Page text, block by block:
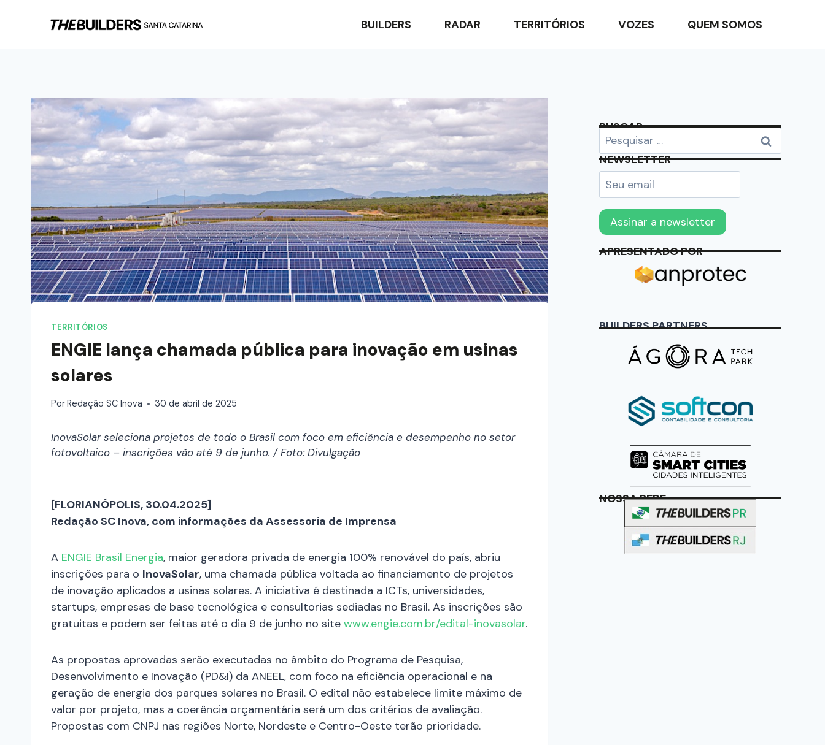
BUILDERS RADAR TERRITÓRIOS VOZES QUEM SOMOS
TERRITÓRIOS
ENGIE lança chamada pública para inovação em usinas
solares
PorRedação SC Inova 30 de abril de 2025
InovaSolar seleciona projetos de todo o Brasil com foco em eficiência e desempenho no setor
fotovoltaico – inscrições vão até 9 de junho. / Foto: Divulgação
[FLORIANÓPOLIS, 30.04.2025]
Redação SC Inova, com informações da Assessoria de Imprensa
A ENGIE Brasil Energia, maior geradora privada de energia 100% renovável do país, abriu
inscrições para o InovaSolar, uma chamada pública voltada ao financiamento de projetos
de inovação aplicados a usinas solares. A iniciativa é destinada a ICTs, universidades,
startups, empresas de base tecnológica e consultorias sediadas no Brasil. As inscrições são
gratuitas e podem ser feitas até o dia 9 de junho no site www.engie.com.br/edital-inovasolar.
As propostas aprovadas serão executadas no âmbito do Programa de Pesquisa,
Desenvolvimento e Inovação (PD&I) da ANEEL, com foco na eficiência operacional e na
geração de energia dos parques solares no Brasil. O edital não estabelece limite máximo de
valor por projeto, mas a coerência orçamentária será um dos critérios de avaliação.
Propostas com CNPJ nas regiões Norte, Nordeste e Centro-Oeste terão prioridade.
BUSCAR
NEWSLETTER
APRESENTADO POR
BUILDERS PARTNERS
NOSSA REDE